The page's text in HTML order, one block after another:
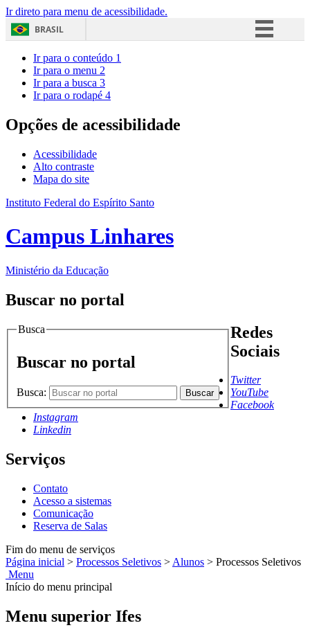
Ir direto para menu de acessibilidade.
BRASIL
Acesso à informação
Ir para o conteúdo 1
Ir para o menu 2
Ir para a busca 3
Ir para o rodapé 4
Opções de acessibilidade
Acessibilidade
Alto contraste
Mapa do site
Instituto Federal do Espírito Santo
Campus Linhares
Ministério da Educação
Buscar no portal
Busca
Buscar no portal
Busca: Buscar
Redes
Sociais
Twitter
YouTube
Facebook
Instagram
Linkedin
Serviços
Contato
Acesso a sistemas
Comunicação
Reserva de Salas
Fim do menu de serviços
Página inicial > Processos Seletivos > Alunos > Processos Seletivos
Menu
Início do menu principal
Menu superior Ifes